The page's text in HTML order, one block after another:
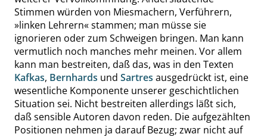
Stimmen würden von Miesmachern, Verführern,
»linken Lehrern«stammen; man müsse sie
ignorieren oder zum Schweigen bringen. Man kann
vermutlich noch manches mehr meinen. Vor allem
kann man bestreiten, daß das, was in den Texten
Kafkas, Bernhards und Sartres ausgedrückt ist, eine
wesentliche Komponente unserer geschichtlichen
Situation sei. Nicht bestreiten allerdings läßt sich,
daß sensible Autoren davon reden. Die aufgezählten
Positionen nehmen ja darauf Bezug; zwar nicht auf